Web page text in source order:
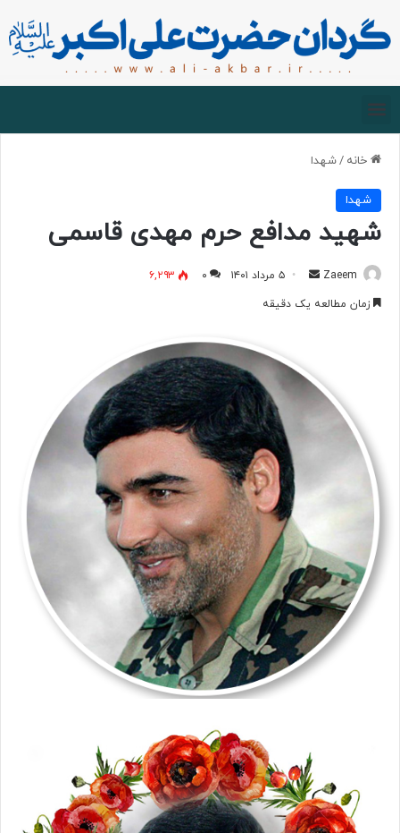
خانه /شهدا
شهدا
شهید مدافع حرم مهدی قاسمی
Zaeem ۵ مرداد ۱۴۰۱ ۰
۶,۲۹۳
زمان مطالعه یک دقیقه